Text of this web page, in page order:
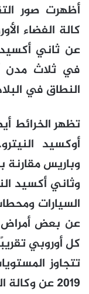
أظهرت صور
كالة الفضاء
في ثلاث مدن
النطاق في
تظهر الخرائط
أوكسيد
وباريس
وثاني أكسيد
السيارات
عن بعض أمراض
كل أوروبي
تتجاوز
2019 عن وكالة البيئة الأوروبية.